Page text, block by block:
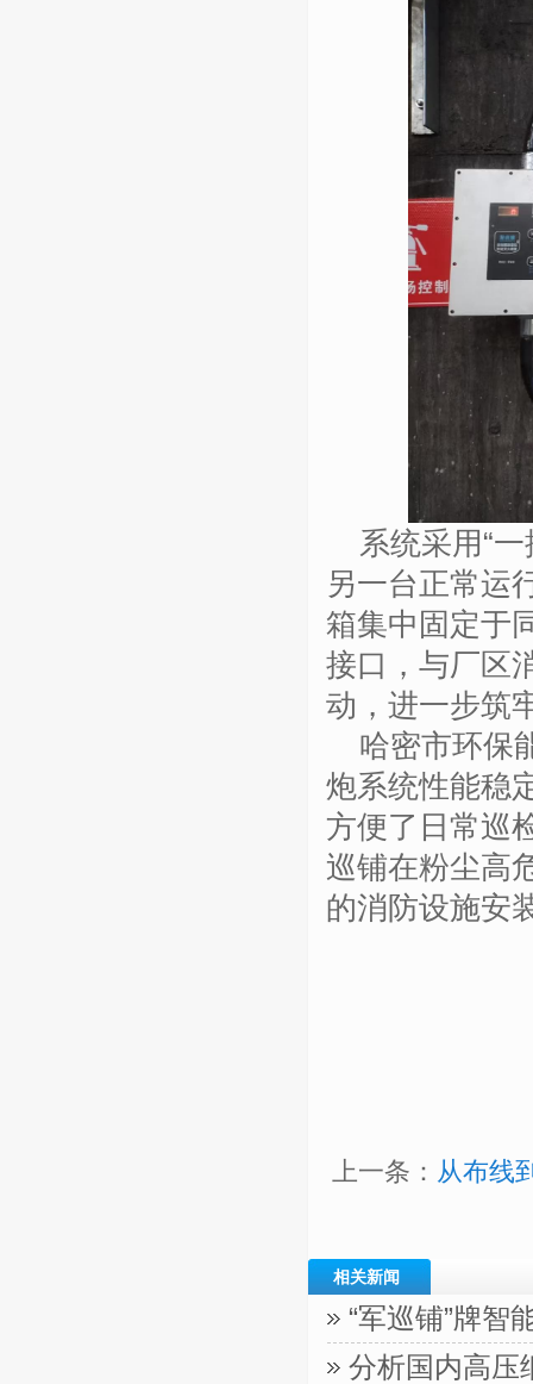
系统采用“一
另一台正常运
箱集中固定于
接口，与厂区
动，进一步筑
哈密市环保
炮系统性能稳
方便了日常巡
巡铺在粉尘高
的消防设施安
上一条： 从布线
相关新闻
“军巡铺”牌智
分析国内高压